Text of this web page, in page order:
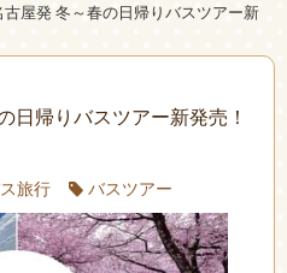
古屋発 冬～春の日帰りバスツアー新
日帰りバスツアー新発売！
旅行 バスツアー